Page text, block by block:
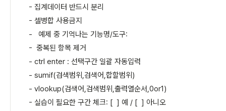
- 집계데이터 반드시 분리
- 셀병합 사용금지
- 예제 중 기억나는 기능명/도구:
- 중복된 항목 제거
- ctrl enter : 선택구간 일괄 자동입력
- sumif(검색범위,검색어,합할범위)
- vlookup(검색어,검색범위,출력열순서,0or1)
- 실습이 필요한 구간 체크: [ ] 예 / [ ] 아니오